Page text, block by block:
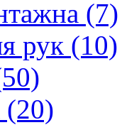
(7)
рук (10)
(20)